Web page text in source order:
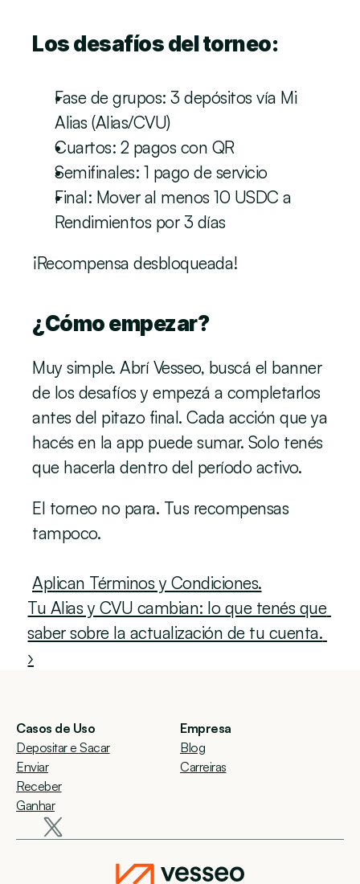
Los desafíos del torneo:
Fase de grupos: 3 depósitos vía Mi
Alias (Alias/CVU)
Cuartos: 2 pagos con QR
Semifinales: 1 pago de servicio
Final: Mover al menos 10 USDC a
Rendimientos por 3 días
¡Recompensa desbloqueada!
¿Cómo empezar?
Muy simple. Abrí Vesseo, buscá el banner
de los desafíos y empezá a completarlos
antes del pitazo final. Cada acción que ya
hacés en la app puede sumar. Solo tenés
que hacerla dentro del período activo.
El torneo no para. Tus recompensas
tampoco.
Aplican Términos y Condiciones.
Tu Alias y CVU cambian: lo que tenés que
saber sobre la actualización de tu cuenta.
›
Casos de Uso
Depositar e Sacar
Enviar
Receber
Ganhar
Empresa
Blog
Carreiras